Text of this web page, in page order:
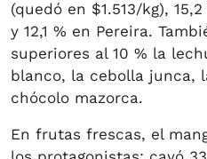
(quedó en $1.513/kg),
y 12,1 % en Pereira.
superiores al 10 % la
blanco, la cebolla junca,
chócolo mazorca.
En frutas frescas, el